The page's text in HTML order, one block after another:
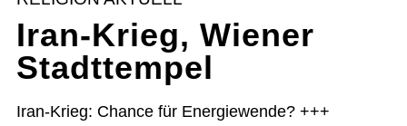
Iran-Krieg, Wiener
Stadttempel
Iran-Krieg: Chance für Energiewende? +++